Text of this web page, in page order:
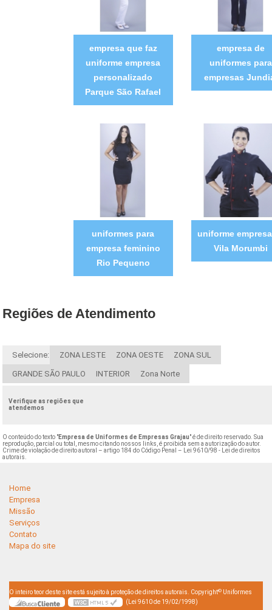
empresa que faz
uniforme empresa
personalizado
Parque São Rafael
empresa de
uniformes para
empresas
uniformes para
empresa feminino
Rio Pequeno
uniforme
Vila Morumbi
Regiões de Atendimento
Selecione: ZONA LESTE ZONA OESTE ZONA SUL
GRANDE SÃO PAULO INTERIOR Zona Norte
Verifique as regiões que
atendemos
O conteúdo do texto "Empresa de Uniformes de Empresas Grajau" é de direito reservado. Sua
reprodução, parcial ou total, mesmo citando nossos links, é proibida sem a autorização do autor.
Crime de violação de direito autoral – artigo 184 do Código Penal –
Lei 9610/98 - Lei de direitos
autorais
Home
Empresa
Missão
Serviços
Contato
Mapa do site
O inteiro teor deste site está sujeito à proteção de direitos autorais. Copyright© Uniformes
(Lei 9610 de 19/02/1998)